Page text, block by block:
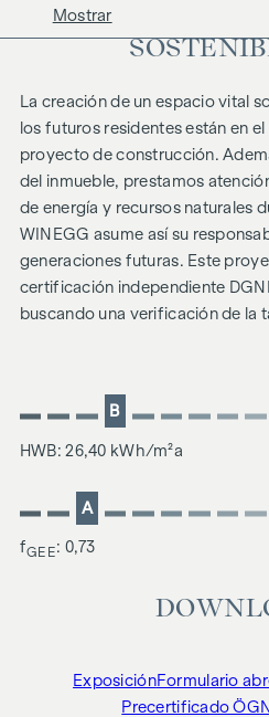
Mostrar
La creación de un espacio vital
los futuros residentes están en
proyecto de construcción.
del inmueble, prestamos
de energía y recursos naturales
WINEGG asume así su
generaciones futuras. Este
certificación independiente
buscando una verificación de la
B
HWB: 26,40 kWh/m²a
A
fGEE: 0,73
Exposición
Precertificado